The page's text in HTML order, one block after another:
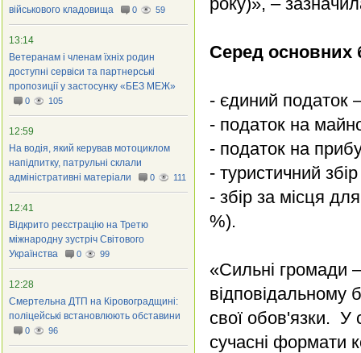
Серед
- єдиний податок
- податок на
- податок на
- туристичний
- збір за місця
%).
«Сильні громади
відповідальному
свої обов'язки. У
сучасні формати
військового кладовища
0 59
13:14
Ветеранам і членам їхніх родин
доступні сервіси та партнерські
пропозиції у застосунку «БЕЗ МЕЖ»
0 105
12:59
На водія, який керував мотоциклом
напідпитку, патрульні склали
адміністративні матеріали
0 111
12:41
Відкрито реєстрацію на Третю
міжнародну зустріч Світового
Українства
0 99
12:28
Смертельна ДТП на Кіровоградщині:
поліцейські встановлюють обставини
0 96